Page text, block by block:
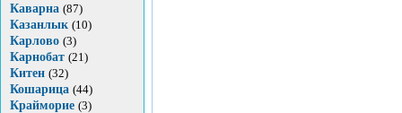
Каварна (87)
Казанлык (10)
Карлово (3)
Карнобат (21)
Китен (32)
Кошарица (44)
Крайморие (3)